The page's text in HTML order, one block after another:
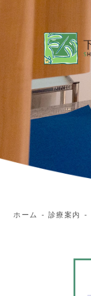
ホーム 診療案内